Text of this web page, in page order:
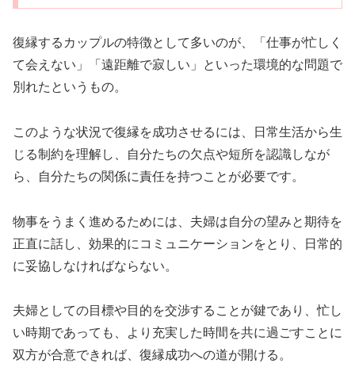
復縁するカップルの特徴として多いのが、「仕事が忙しく
て会えない」「遠距離で寂しい」といった環境的な問題で
別れたというもの。
このような状況で復縁を成功させるには、日常生活から生
じる制約を理解し、自分たちの欠点や短所を認識しなが
ら、自分たちの関係に責任を持つことが必要です。
物事をうまく進めるためには、夫婦は自分の望みと期待を
正直に話し、効果的にコミュニケーションをとり、日常的
に妥協しなければならない。
夫婦としての目標や目的を交渉することが鍵であり、忙し
い時期であっても、より充実した時間を共に過ごすことに
双方が合意できれば、復縁成功への道が開ける。